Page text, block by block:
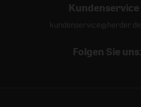
Kundenservice
kundenservice@herder.de
Folgen Sie uns: